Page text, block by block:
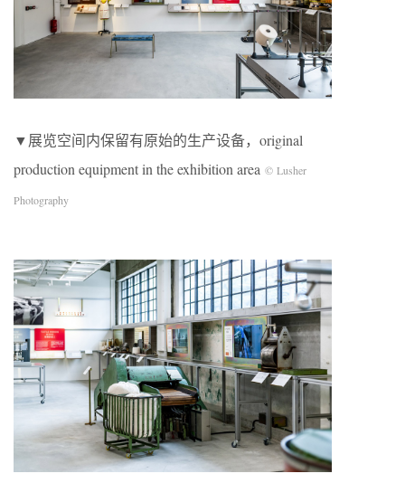
▼展览空间内保留有原始的生产设备，original
production equipment in the exhibition area © Lusher
Photography